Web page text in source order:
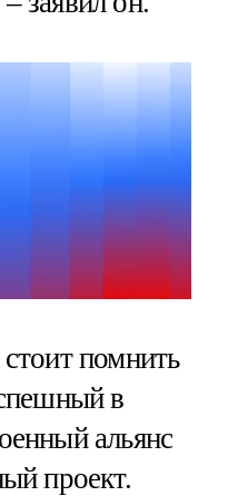
помнить
в
альянс
проект.